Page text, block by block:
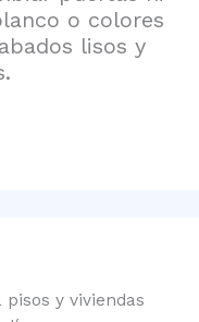
o colores
lisos y
y viviendas